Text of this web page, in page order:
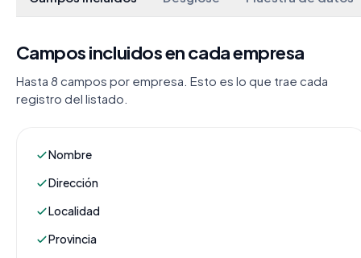
Campos incluidos en cada empresa
Hasta 8 campos por empresa. Esto es lo que trae cada
registro del listado.
Nombre
Dirección
Localidad
Provincia